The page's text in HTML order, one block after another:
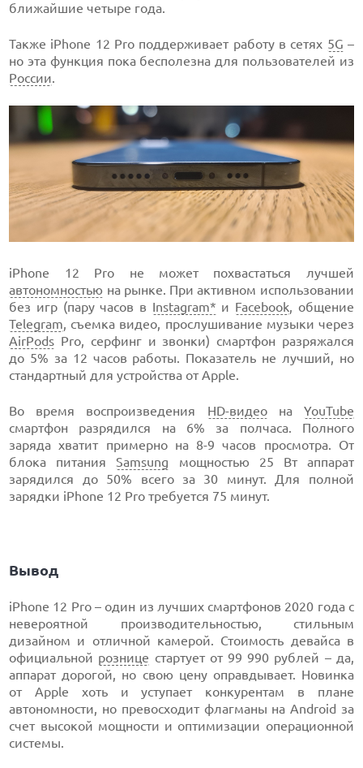
ближайшие четыре года.
Также iPhone 12 Pro поддерживает работу в сетях 5G –
но эта функция пока бесполезна для пользователей из
России.
iPhone 12 Pro не может похвастаться лучшей
автономностью на рынке. При активном использовании
без игр (пару часов в Instagram* и Facebook, общение
Telegram, съемка видео, прослушивание музыки через
AirPods Pro, серфинг и звонки) смартфон разряжался
до 5% за 12 часов работы. Показатель не лучший, но
стандартный для устройства от Apple.
Во время воспроизведения HD-видеона YouTube
смартфон разрядился на 6% за полчаса. Полного
заряда хватит примерно на 8-9 часов просмотра. От
блока питанияSamsung мощностью 25 Вт аппарат
зарядился до 50% всего за 30 минут. Для полной
зарядки iPhone 12 Pro требуется 75 минут.
Вывод
iPhone 12 Pro – один из лучших смартфонов 2020 года с
невероятной производительностью, стильным
дизайном и отличной камерой. Стоимость девайса в
официальной рознице стартует от 99 990 рублей – да,
аппарат дорогой, но свою цену оправдывает. Новинка
от Apple хоть и уступает конкурентам в плане
автономности, но превосходит флагманы на Android за
счет высокой мощности и оптимизации операционной
системы.